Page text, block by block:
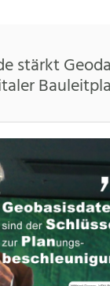
stärkt